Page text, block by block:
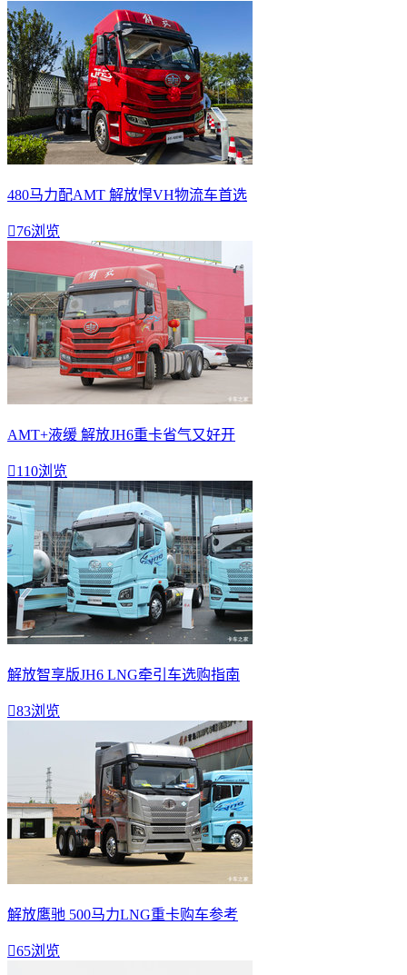
480马力配AMT 解放悍VH物流车首选
76浏览
AMT+液缓 解放JH6重卡省气又好开
110浏览
解放智享版JH6 LNG牵引车选购指南
83浏览
解放鹰驰 500马力LNG重卡购车参考
65浏览